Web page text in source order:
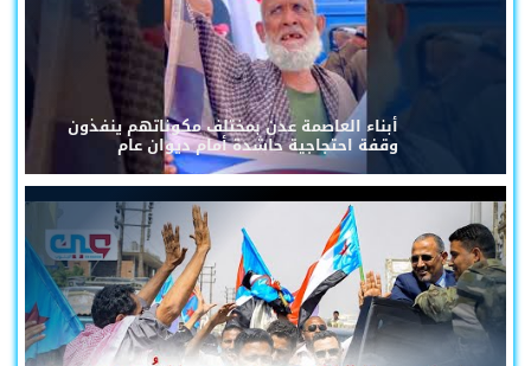
أبناء العاصمة عدن بمختلف مكوناتهم ينفذون
وقفة احتجاجية حاشدة أمام ديوان عام